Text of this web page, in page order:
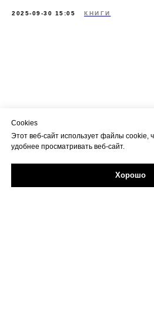
Задайте свой вопрос в Max
2025-09-30 15:05 КНИГИ
Cookies
Этот веб-сайт использует файлы cookie,
удобнее просматривать веб-сайт.
Хорошо